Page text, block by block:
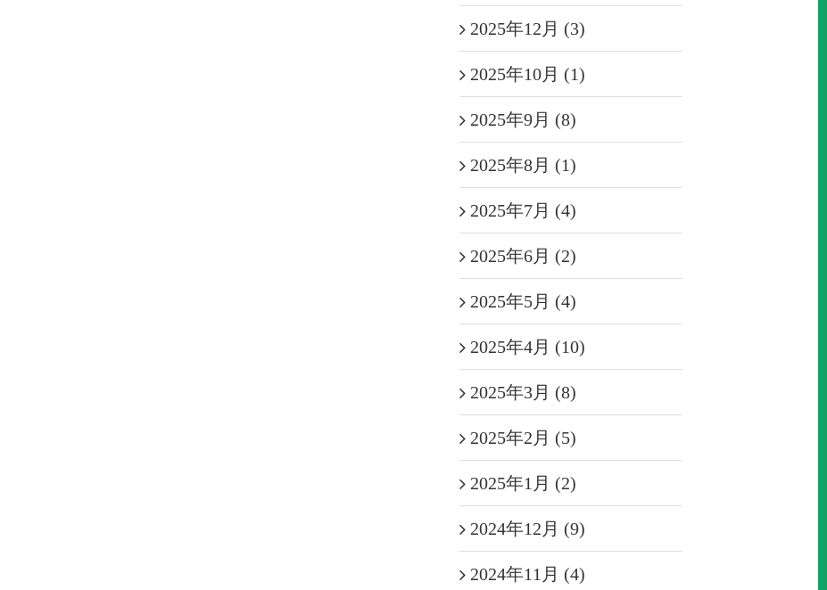
2025年12月 (3)
2025年10月 (1)
2025年9月 (8)
2025年8月 (1)
2025年7月 (4)
2025年6月 (2)
2025年5月 (4)
2025年4月 (10)
2025年3月 (8)
2025年2月 (5)
2025年1月 (2)
2024年12月 (9)
2024年11月 (4)